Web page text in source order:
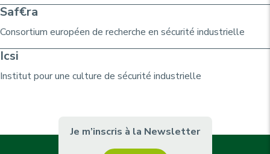
Saf€ra
Consortium européen de recherche en sécurité industrielle
Icsi
Institut pour une culture de sécurité industrielle
Je m’inscris à la Newsletter